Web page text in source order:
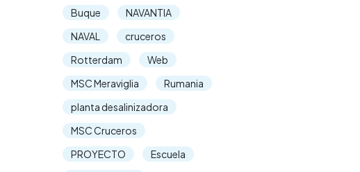
Buque
NAVANTIA
NAVAL
cruceros
Rotterdam
Web
MSC Meraviglia
Rumania
planta desalinizadora
MSC Cruceros
PROYECTO
Escuela